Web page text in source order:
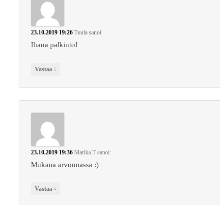
23.10.2019 19:26 Tuula sanoi:
Ihana palkinto!
Vastaa ↓
23.10.2019 19:36 Marika.T sanoi:
Mukana arvonnassa :)
Vastaa ↓